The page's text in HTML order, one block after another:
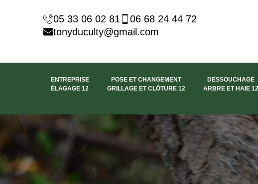
05 33 06 02 81
06 68 24 44 72
tonyduculty@gmail.com
ENTREPRISE
ÉLAGAGE 12
POSE ET CHANGEMENT
GRILLAGE ET CLÔTURE 12
DESSOUCHAGE
ARBRE ET HAIE 12